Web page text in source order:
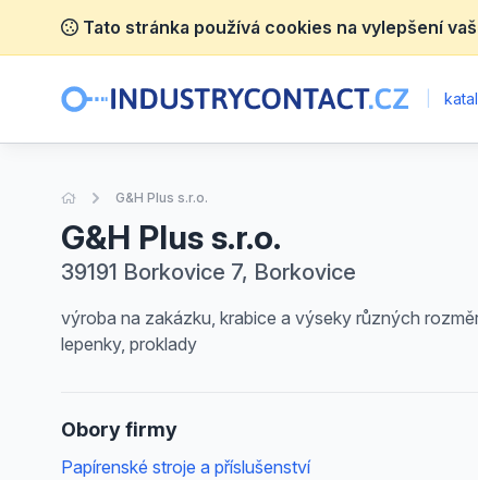
Tato stránka používá cookies na vylepšení
Úvodní stránka
G&H Plus s.r.o.
G&H Plus s.r.o.
39191 Borkovice 7, Borkovice
výroba na zakázku, krabice a výseky různých
lepenky, proklady
Obory firmy
Papírenské stroje a příslušenství